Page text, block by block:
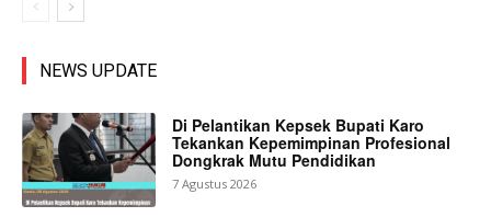
NEWS UPDATE
Di Pelantikan Kepsek Bupati Karo
Tekankan Kepemimpinan Profesional
Dongkrak Mutu Pendidikan
7 Agustus 2026